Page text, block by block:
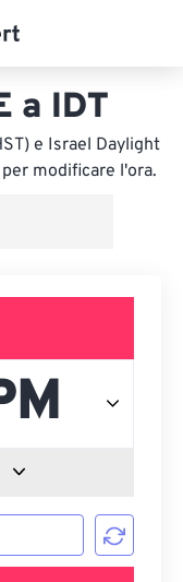
a IDT
e Israel Daylight
modificare l'ora.